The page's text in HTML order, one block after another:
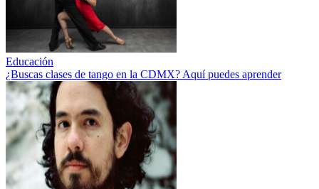
Educación
¿Buscas clases de tango en la CDMX? Aquí puedes aprender